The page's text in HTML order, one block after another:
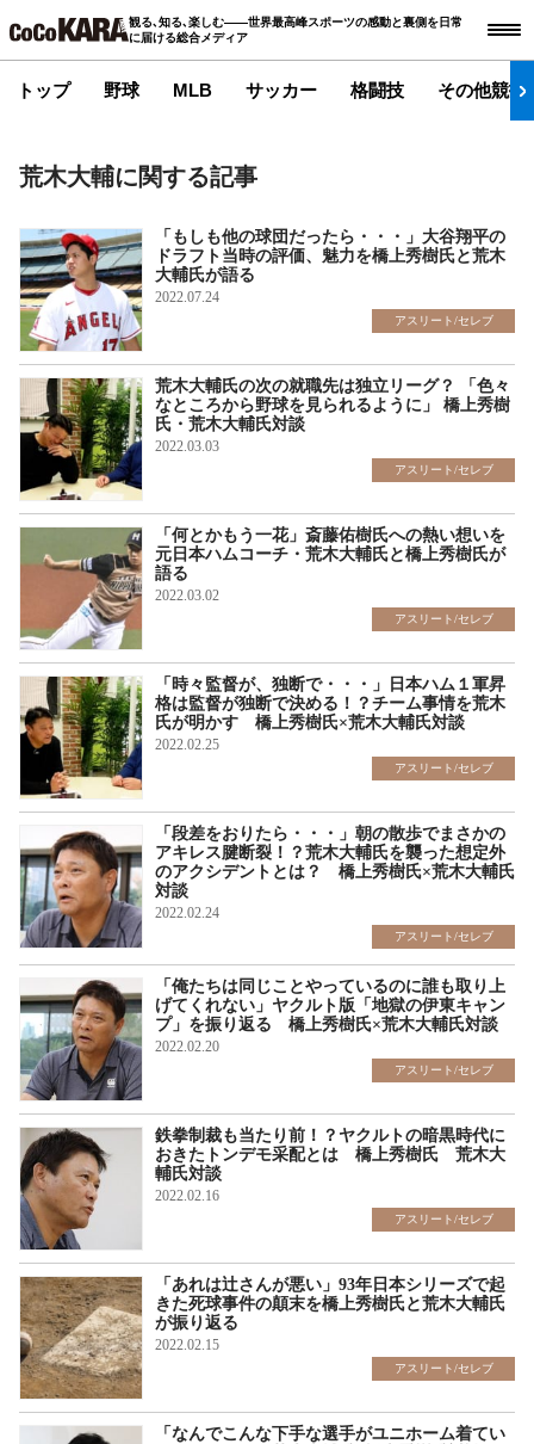
観る､知る､楽しむ――世界最高峰スポーツの感動と裏側を日常
に届ける総合メディア
トップ 野球 MLB サッカー 格闘技 その他競技
荒木大輔に関する記事
「もしも他の球団だったら・・・」大谷翔平の
ドラフト当時の評価、魅力を橋上秀樹氏と荒木
大輔氏が語る
2022.07.24
アスリート/セレブ
荒木大輔氏の次の就職先は独立リーグ？ 「色々
なところから野球を見られるように」 橋上秀樹
氏・荒木大輔氏対談
2022.03.03
アスリート/セレブ
「何とかもう一花」斎藤佑樹氏への熱い想いを
元日本ハムコーチ・荒木大輔氏と橋上秀樹氏が
語る
2022.03.02
アスリート/セレブ
「時々監督が、独断で・・・」日本ハム１軍昇
格は監督が独断で決める！？チーム事情を荒木
氏が明かす 橋上秀樹氏×荒木大輔氏対談
2022.02.25
アスリート/セレブ
「段差をおりたら・・・」朝の散歩でまさかの
アキレス腱断裂！？荒木大輔氏を襲った想定外
のアクシデントとは？ 橋上秀樹氏×荒木大輔氏
対談
2022.02.24
アスリート/セレブ
「俺たちは同じことやっているのに誰も取り上
げてくれない」ヤクルト版「地獄の伊東キャン
プ」を振り返る 橋上秀樹氏×荒木大輔氏対談
2022.02.20
アスリート/セレブ
鉄拳制裁も当たり前！？ヤクルトの暗黒時代に
おきたトンデモ采配とは 橋上秀樹氏 荒木大
輔氏対談
2022.02.16
アスリート/セレブ
「あれは辻さんが悪い」93年日本シリーズで起
きた死球事件の顛末を橋上秀樹氏と荒木大輔氏
が振り返る
2022.02.15
アスリート/セレブ
「なんでこんな下手な選手がユニホーム着てい